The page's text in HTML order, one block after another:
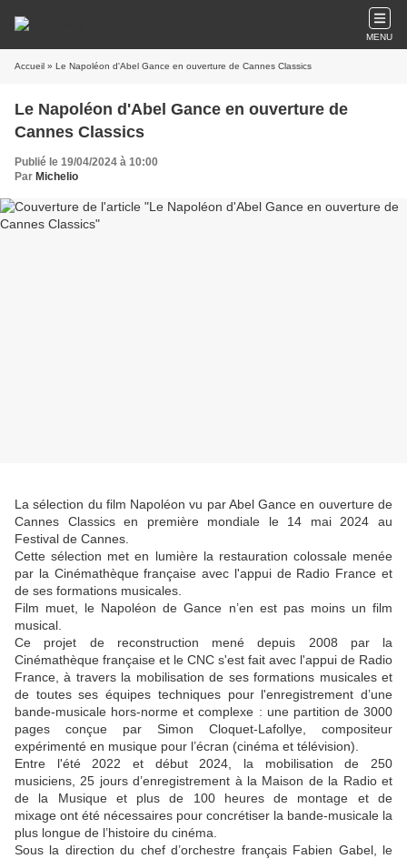
MENU
Accueil » Le Napoléon d'Abel Gance en ouverture de Cannes Classics
Le Napoléon d'Abel Gance en ouverture de
Cannes Classics
Publié le 19/04/2024 à 10:00
Par Michelio
La sélection du film Napoléon vu par Abel Gance en ouverture de
Cannes Classics en première mondiale le 14 mai 2024 au
Festival de Cannes.
Cette sélection met en lumière la restauration colossale menée
par la Cinémathèque française avec l'appui de Radio France et
de ses formations musicales.
Film muet, le Napoléon de Gance n’en est pas moins un film
musical.
Ce projet de reconstruction mené depuis 2008 par la
Cinémathèque française et le CNC s'est fait avec l'appui de Radio
France, à travers la mobilisation de ses formations musicales et
de toutes ses équipes techniques pour l'enregistrement d’une
bande-musicale hors-norme et complexe : une partition de 3000
pages conçue par Simon Cloquet-Lafollye, compositeur
expérimenté en musique pour l’écran (cinéma et télévision).
Entre l'été 2022 et début 2024, la mobilisation de 250
musiciens, 25 jours d’enregistrement à la Maison de la Radio et
de la Musique et plus de 100 heures de montage et de
mixage ont été nécessaires pour concrétiser la bande-musicale la
plus longue de l’histoire du cinéma.
Sous la direction du chef d’orchestre français Fabien Gabel, le